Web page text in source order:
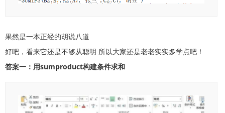
果然是一本正经的胡说八道
好吧，看来它还是不够从聪明 所以大家还是老老实实多学点吧！
答案一：用sumproduct构建条件求和